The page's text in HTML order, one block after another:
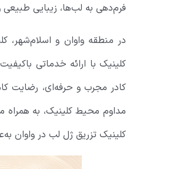
فرم‌دهی به لب‌ها، زیبایی طبیعی
در منطقه واوان و اسلام‌شهر،
کلینیک با ارائه خدماتی
کادر مجرب و حرفه‌ای، رضایت
مداوم محیط کلینیک، به
کلینیک تزریق ژل لب در واوان